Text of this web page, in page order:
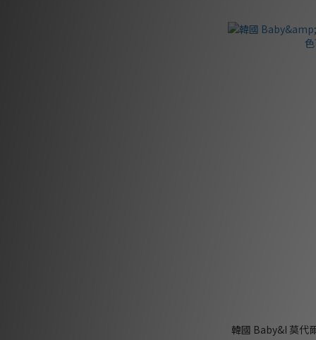
韓國 Baby&I 莫代爾羅紋系列造型套裝（顏色可自